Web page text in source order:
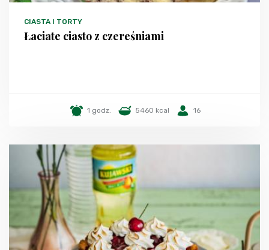
CIASTA I TORTY
Łaciate ciasto z czereśniami
1 godz. 5460 kcal 16